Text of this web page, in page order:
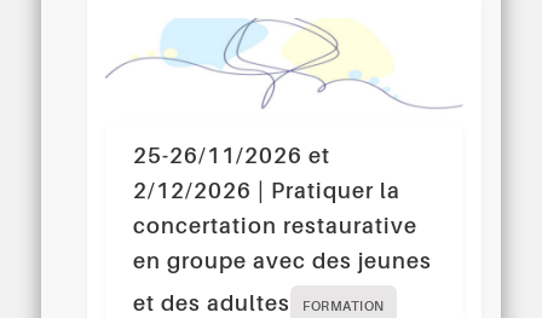
25-26/11/2026 et
2/12/2026 | Pratiquer la
concertation restaurative
en groupe avec des jeunes
et des adultes
FORMATION